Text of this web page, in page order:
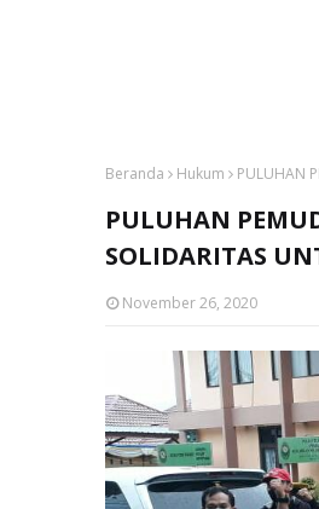
Beranda Hukum PULUHAN
PULUHAN
SOLIDARITAS
November 26, 2020